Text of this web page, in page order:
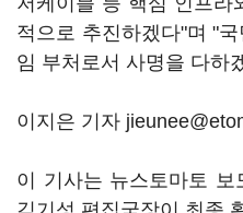
적으로 추진하겠다"며 "
임 부처로서 사명을 다하
이지은 기자
이 기사는 뉴스토마토